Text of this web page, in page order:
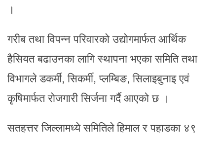
।
गरीब तथा विपन्न परिवारको उद्योगमार्फत आर्थिक
हैसियत बढाउनका लागि स्थापना भएका समिति तथा
विभागले डकर्मी, सिकर्मी, प्लम्बिङ, सिलाइबुनाइ एवं
कृषिमार्फत रोजगारी सिर्जना गर्दै आएको छ ।
सतहत्तर जिल्लामध्ये समितिले हिमाल र पहाडका ४९